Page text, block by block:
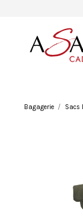
Bagagerie Sacs